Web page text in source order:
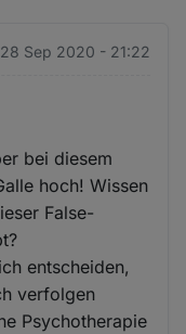
Sep 2020 - 21:22
bei diesem
hoch! Wissen
False-
entscheiden,
verfolgen
Psychotherapie